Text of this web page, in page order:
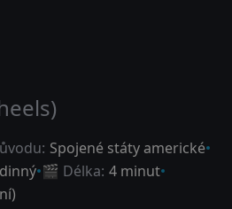
Spojené státy americké
🎬 Délka: 4 minut